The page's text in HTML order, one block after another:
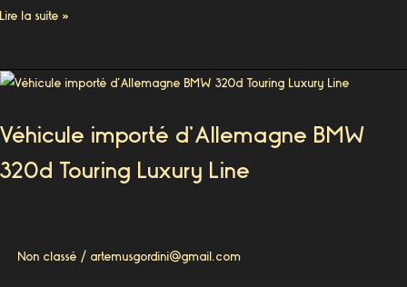
Lire la suite »
Véhicule importé d’Allemagne BMW
320d Touring Luxury Line
Non classé / artemusgordini@gmail.com
Véhicule
d’Allemagne
320d
Line